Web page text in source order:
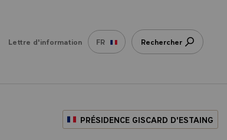
Lettre d'information FR Rechercher
PRÉSIDENCE GISCARD D'ESTAING